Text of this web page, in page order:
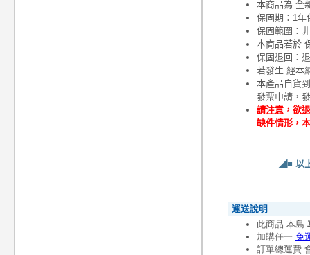
本商品為 全
保固期：1年
保固範圍：
本商品若於
保固退回：
若發生 經本
本產品自貨
發票申請，
請注意，欲
缺件情形，
◢■ 以